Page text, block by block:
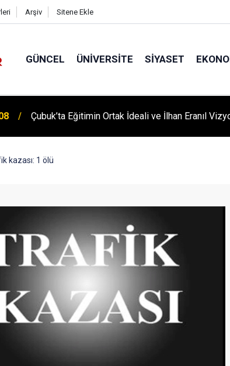
Arşiv Sitene Ekle
GÜNCEL ÜNIVERSITE SIYASET
ÇUBUK’TA ‘YAZA MERHABA’ COŞKUSU:
kazası: 1 ölü